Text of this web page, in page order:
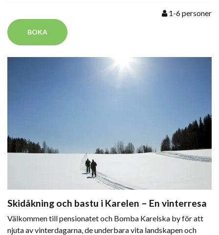
1-6personer
BOKA
Skidåkning och bastu i Karelen – En vinterresa
Välkommen till pensionatet och Bomba Karelska by för att
njuta av vinterdagarna, de underbara vita landskapen och